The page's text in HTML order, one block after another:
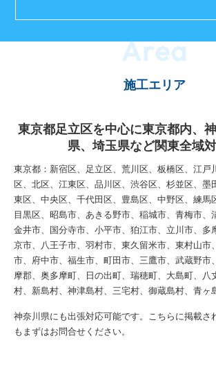
Area
施工エリア
東京都足立区を中心に東京都内、
県、埼玉県など関東全域対
東京都：新宿区、足立区、荒川区、板橋区、江戸
区、北区、江東区、品川区、渋谷区、杉並区、墨
東区、中央区、千代田区、豊島区、中野区、練馬
目黒区、昭島市、あきる野市、稲城市、青梅市、
金井市、国分寺市、小平市、狛江市、立川市、多
京市、八王子市、羽村市、東久留米市、東村山市
市、府中市、福生市、町田市、三鷹市、武蔵野市
摩郡、奥多摩町、日の出町、瑞穂町、大島町、八
村、新島村、神津島村、三宅村、御蔵島村、青ヶ
神奈川県にも出張対応可能です。こちらに掲載さ
もまずはお問合せください。